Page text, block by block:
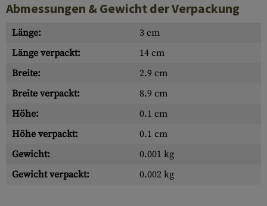
Abmessungen & Gewicht der Verpackung
Länge:
3 cm
Länge verpackt:
14 cm
Breite:
2.9 cm
Breite verpackt:
8.9 cm
Höhe:
0.1 cm
Höhe verpackt:
0.1 cm
Gewicht:
0.001 kg
Gewicht verpackt:
0.002 kg